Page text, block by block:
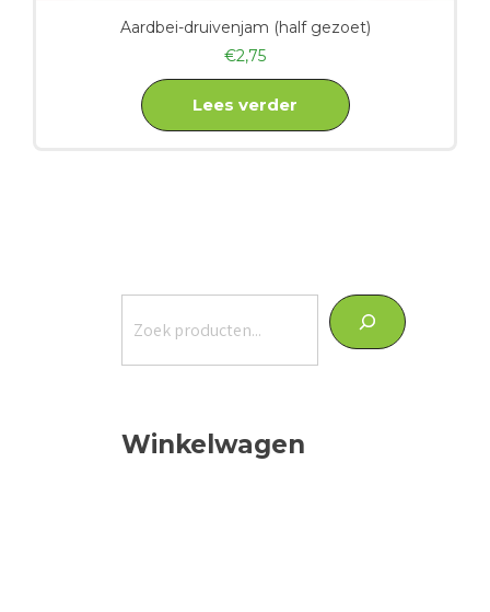
Aardbei-druivenjam (half gezoet)
€2,75
Lees verder
Winkelwagen